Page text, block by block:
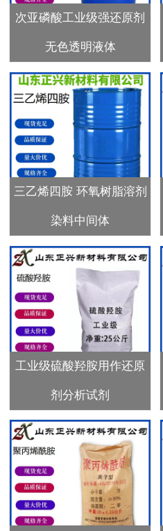
次亚磷酸工业级强还原剂
无色透明液体
三乙烯四胺 环氧树脂溶剂
染料中间体
工业级硫酸羟胺用作还原
剂分析试剂